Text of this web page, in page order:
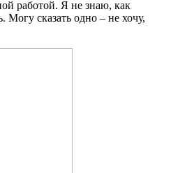
работой. Я не знаю, как
Могу сказать одно – не хочу,